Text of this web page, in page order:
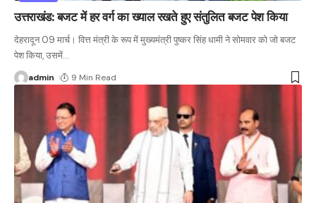
उत्तराखंड: बजट में हर वर्ग का ख्याल रखते हुए संतुलित बजट पेश किया
देहरादून 09 मार्च। वित्त मंत्री के रूप में मुख्यमंत्री पुष्कर सिंह धामी ने सोमवार को जो बजट
पेश किया, उसमें…
admin 9 Min Read